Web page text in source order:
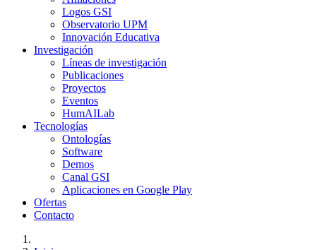
Logos GSI
Observatorio UPM
Innovación Educativa
Investigación
Líneas de investigación
Publicaciones
Proyectos
Eventos
HumAILab
Tecnologías
Ontologías
Software
Demos
Canal GSI
Aplicaciones en Google Play
Ofertas
Contacto